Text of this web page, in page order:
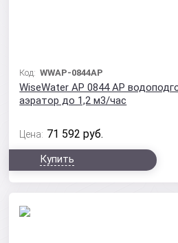
Код:WWAP-0844AP
WiseWater AP 0844 AP
аэратор до 1,2 м3/час
Цена: 71 592 руб.
Купить